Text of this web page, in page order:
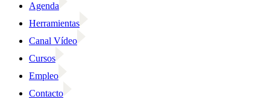
Agenda
Herramientas
Canal Vídeo
Cursos
Empleo
Contacto